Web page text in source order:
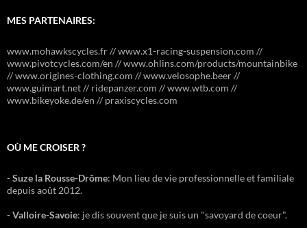
MES PARTENAIRES:
www.mohawkscycles.fr // www.x1-racing-suspension.com //
www.pivotcycles.com/en // www.ohlins.com/products/mountainbike
// www.origines-clothing.com // www.velosophe.beer //
www.guimart.net // ridepanzer.com // www.wtb.com //
www.bikeyoke.de/en // praxiscycles.com
OÙ ME CROISER ?
-Suze la Rousse-Drôme: Mon lieu de vie professionnelle et familiale
depuis août 2012.
-Valloire-Savoie: je dis souvent que je suis un "savoyard de coeur".